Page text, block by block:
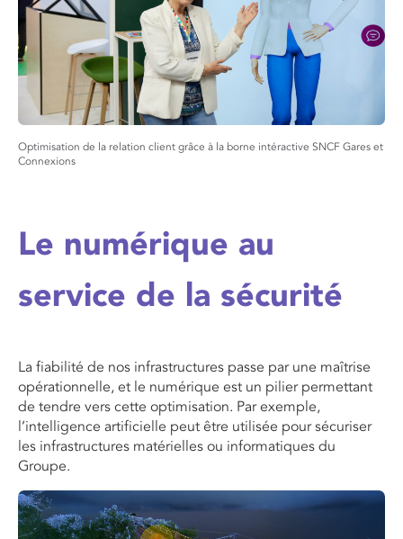
Optimisation de la relation client grâce à la borne intéractive SNCF Gares et
Connexions
Le numérique au
service de la sécurité
La fiabilité de nos infrastructures passe par une maîtrise
opérationnelle, et le numérique est un pilier permettant
de tendre vers cette optimisation. Par exemple,
l’intelligence artificielle peut être utilisée pour sécuriser
les infrastructures matérielles ou informatiques du
Groupe.